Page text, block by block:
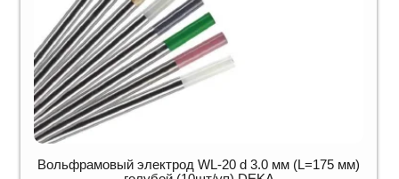
Вольфрамовый электрод WL-20 d 3.0 мм (L=175 мм)